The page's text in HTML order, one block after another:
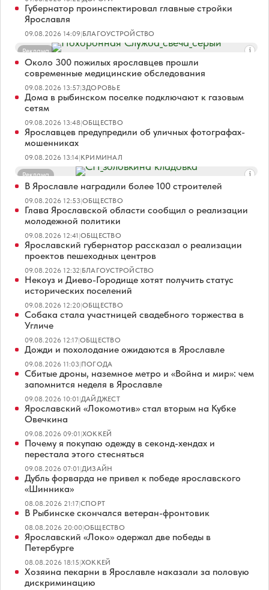
Губернатор проинспектировал главные стройки
Ярославля
09.08.2026 14:09|БЛАГОУСТРОЙСТВО
Реклама
Около 300 пожилых ярославцев прошли
современные медицинские обследования
09.08.2026 13:57|ЗДОРОВЬЕ
Дома в рыбинском поселке подключают к газовым
сетям
09.08.2026 13:48|ОБЩЕСТВО
Ярославцев предупредили об уличных фотографах-
мошенниках
09.08.2026 13:14|КРИМИНАЛ
Реклама
В Ярославле наградили более 100 строителей
09.08.2026 12:53|ОБЩЕСТВО
Глава Ярославской области сообщил о реализации
молодежной политики
09.08.2026 12:41|ОБЩЕСТВО
Ярославский губернатор рассказал о реализации
проектов пешеходных центров
09.08.2026 12:32|БЛАГОУСТРОЙСТВО
Некоуз и Диево-Городище хотят получить статус
исторических поселений
09.08.2026 12:20|ОБЩЕСТВО
Собака стала участницей свадебного торжества в
Угличе
09.08.2026 12:17|ОБЩЕСТВО
Дожди и похолодание ожидаются в Ярославле
09.08.2026 11:03|ПОГОДА
Сбитые дроны, наземное метро и «Война и мир»: чем
запомнится неделя в Ярославле
09.08.2026 10:01|ДАЙДЖЕСТ
Ярославский «Локомотив» стал вторым на Кубке
Овечкина
09.08.2026 09:01|ХОККЕЙ
Почему я покупаю одежду в секонд-хендах и
перестала этого стесняться
09.08.2026 07:01|ДИЗАЙН
Дубль форварда не привел к победе ярославского
«Шинника»
08.08.2026 21:17|СПОРТ
В Рыбинске скончался ветеран-фронтовик
08.08.2026 20:00|ОБЩЕСТВО
Ярославский «Локо» одержал две победы в
Петербурге
08.08.2026 18:15|ХОККЕЙ
Хозяина пекарни в Ярославле наказали за половую
дискриминацию